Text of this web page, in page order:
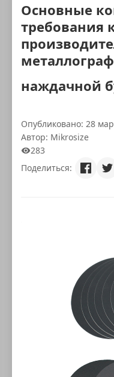
Основные
требования
наждачной
Опубликовано: 28
Автор: Mikrosize
283
Поделиться: